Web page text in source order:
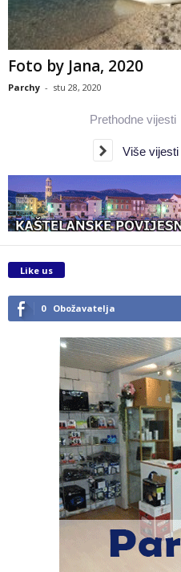
Foto by Jana, 2020
Parchy - stu 28, 2020
Prethodne vijesti
Više vijesti
Like us
0 Obožavatelja